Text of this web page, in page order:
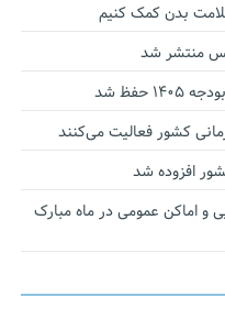
بدن کمک کنیم
منتشر شد
حفظ شد
و اماکن عمومی در ماه مبارک